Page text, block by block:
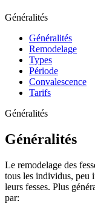
Généralités
Généralités
Remodelage
Types
Période
Convalescence
Tarifs
Généralités
Généralités
Le remodelage des
tous les individus, peu
leurs fesses. Plus
par: